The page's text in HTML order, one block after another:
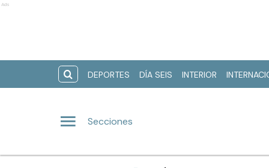
Ads
DEPORTES DÍA SEIS INTERIOR
Secciones